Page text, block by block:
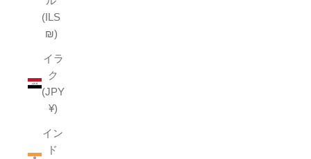
(ILS
₪)
イラ
ク
(JPY
¥)
イン
ド